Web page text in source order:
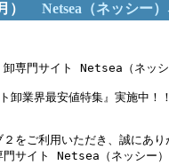
） Netsea（ネッシー
サイト Netsea（ネッ
業界最安値特集』実施
をご利用いただき、誠にあ
門サイト Netsea（ネッシー